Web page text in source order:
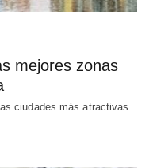
mejores zonas
ciudades más atractivas